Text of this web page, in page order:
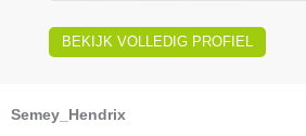
BEKIJK VOLLEDIG PROFIEL
Semey_Hendrix